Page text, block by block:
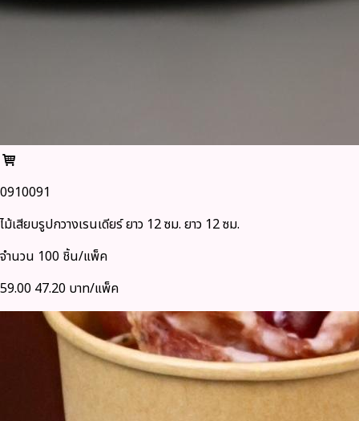
0910091
ไม้เสียบรูปกวางเรนเดียร์ ยาว 12 ซม. ยาว 12 ซม.
จำนวน 100 ชิ้น/แพ็ค
59.00 47.20 บาท/แพ็ค